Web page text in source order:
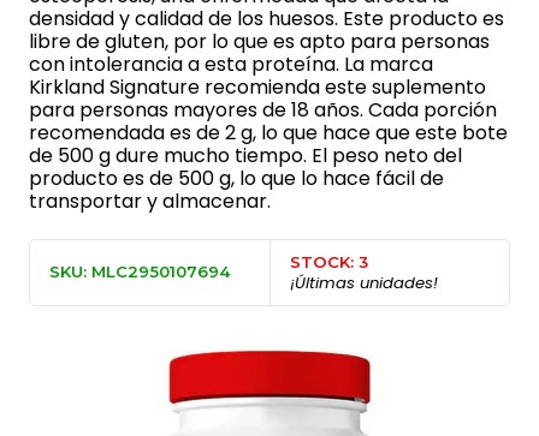
densidad y calidad de los huesos. Este producto es
libre de gluten, por lo que es apto para personas
con intolerancia a esta proteína. La marca
Kirkland Signature recomienda este suplemento
para personas mayores de 18 años. Cada porción
recomendada es de 2 g, lo que hace que este bote
de 500 g dure mucho tiempo. El peso neto del
producto es de 500 g, lo que lo hace fácil de
transportar y almacenar.
SKU: MLC2950107694
STOCK: 3
¡Últimas unidades!